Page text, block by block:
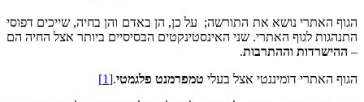
הגוף האתרי נושא את התורשה; על כן, הן באדם והן בחיה, שייכים דפוסי
התנהגות לגוף האתרי. שני האינסטינקטים הבסיסיים ביותר אצל החיה הם
– ההישרדות וההתרבות.
הגוף האתרי דומיננטי אצל בעלי טמפרמנט פלגמטי.
[1]